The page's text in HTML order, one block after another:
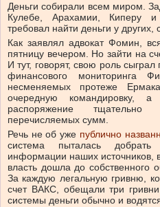
Деньги собирали всем миром.
Кулебе, Арахамии, Киперу
требовал найти деньги у других,
Как заявлял адвокат Фомин,
пятницу вечером. Но зайти на
И тут, говорят, свою роль
финансового
несменяемых протеже
очередную командировку, а
распоряжение тщательно
перечисляемых сумм.
Речь не об уже публично
система пыталась
информации наших источников,
власть дошла до собственного
За каждую легальную гривню,
счет ВАКС, обещали три
системы деньги обычно и